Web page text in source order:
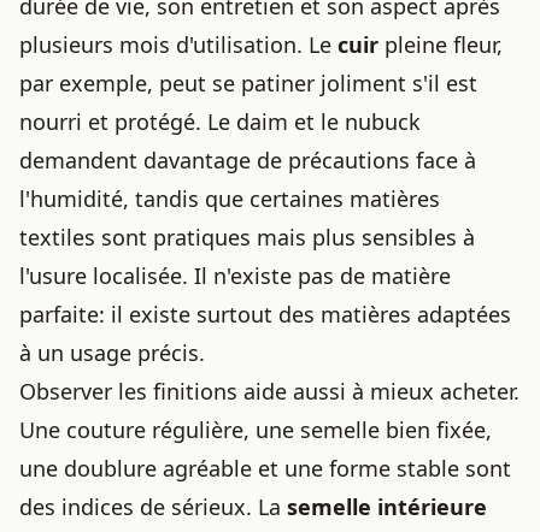
plusieurs mois d'utilisation. Le cuir pleine fleur,
par exemple, peut se patiner joliment s'il est
nourri et protégé. Le daim et le nubuck
demandent davantage de précautions face à
l'humidité, tandis que certaines matières
textiles sont pratiques mais plus sensibles à
l'usure localisée. Il n'existe pas de matière
parfaite: il existe surtout des matières adaptées
à un usage précis.
Observer les finitions aide aussi à mieux acheter.
Une couture régulière, une semelle bien fixée,
une doublure agréable et une forme stable sont
des indices de sérieux. La semelle intérieure